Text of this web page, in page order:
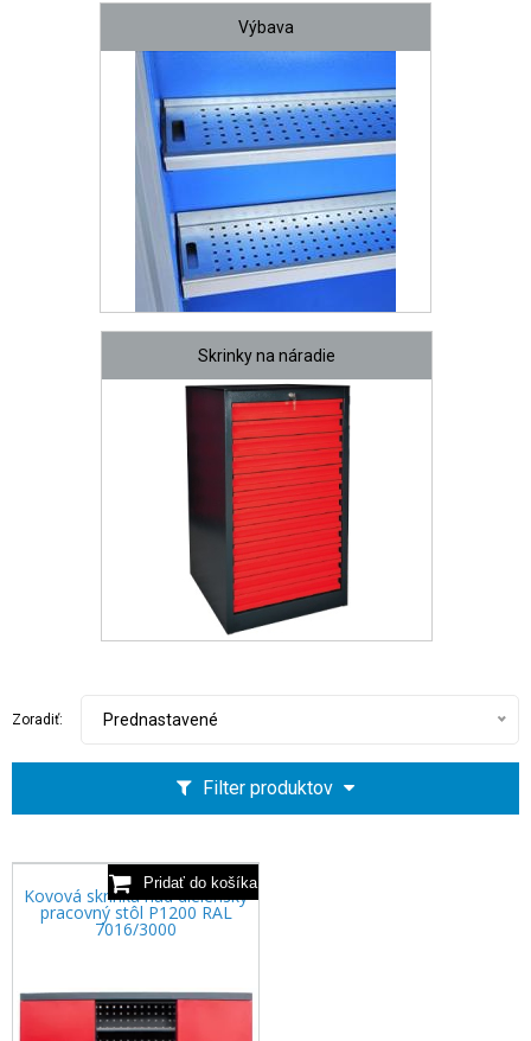
Výbava
Skrinky na náradie
Filter produktov
Zoradiť: Prednastavené
Kovová skrinka nad dielenský
pracovný stôl P1200 RAL
7016/3000